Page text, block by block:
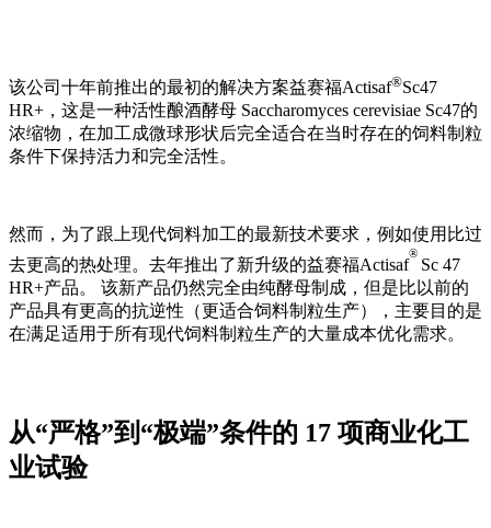
该公司十年前推出的最初的解决方案益赛福Actisaf®Sc47
HR+，这是一种活性酿酒酵母 Saccharomyces cerevisiae Sc47的
浓缩物，在加工成微球形状后完全适合在当时存在的饲料制粒
条件下保持活力和完全活性。
然而，为了跟上现代饲料加工的最新技术要求，例如使用比过
去更高的热处理。去年推出了新升级的益赛福Actisaf
®
Sc 47
HR+产品。 该新产品仍然完全由纯酵母制成，但是比以前的
产品具有更高的抗逆性（更适合饲料制粒生产），主要目的是
在满足适用于所有现代饲料制粒生产的大量成本优化需求。
从“严格”到 “极端”条件的 17 项商业化工
业试验